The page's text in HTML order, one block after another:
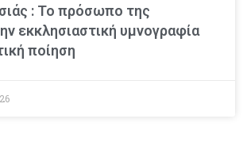
: Το πρόσωπο της
εκκλησιαστική υμνογραφία
ποίηση